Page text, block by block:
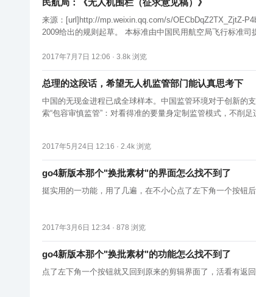
民航局：《无人机围栏（征求意见稿）》
来源：[url]http://mp.weixin.qq.com/s/OECbDqZ2TX_ZjtZ-P4btFg[/url] 中华人民共和国民用航空行业标
2009给出的规则起草。 本标准由中国民用航空局飞行标准司
2017年7月7日 12:06 · 3.8k 浏览
总理的这段话，希望无人机监管部门能认真思考下
中国的无现金进程已成全球样本。中国监管环境对于创新的支持尤其值得学习。”报告称。 公开报道显示，李克强曾在多个
索“包容审慎监管”：对看得准的要量身定制监管模式，不削
2017年5月24日 12:16 · 2.4k 浏览
go4新版本那个"换批素材"的界面怎么找不到了
挺实用的一功能，用了几遍，在不小心点了左下角一个按钮
2017年3月6日 12:34 · 878 浏览
go4新版本那个"换批素材"的功能怎么找不到了
点了左下角一个按钮就又回到原来的剪辑界面了，活看有返